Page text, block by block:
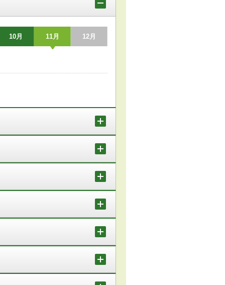
10月 11月 12月